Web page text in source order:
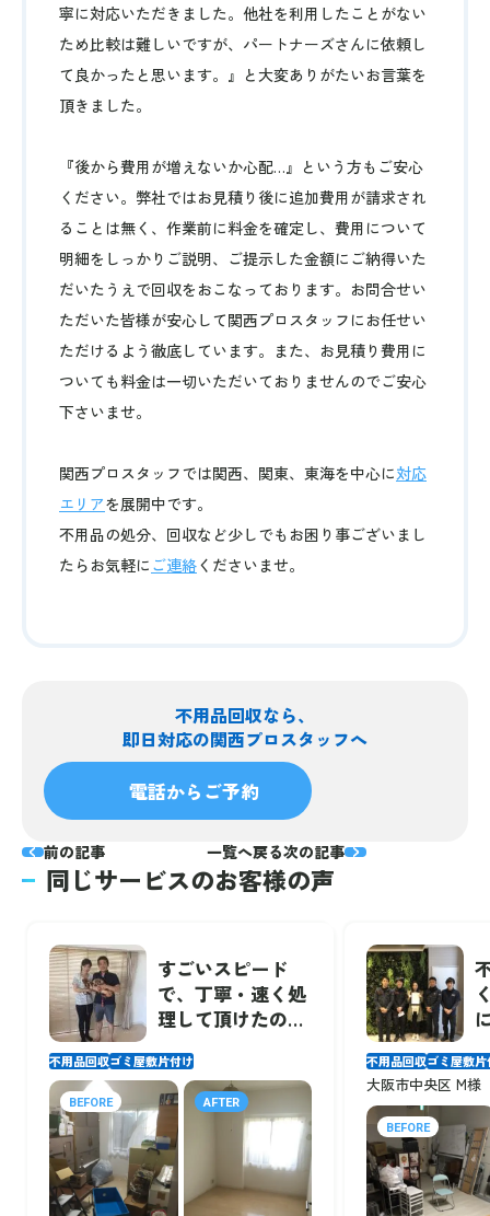
寧に対応いただきました。他社を利用したことがない
ため比較は難しいですが、パートナーズさんに依頼し
て良かったと思います。』と大変ありがたいお言葉を
頂きました。
『後から費用が増えないか心配…』という方もご安心
ください。弊社ではお見積り後に追加費用が請求され
ることは無く、作業前に料金を確定し、費用について
明細をしっかりご説明、ご提示した金額にご納得いた
だいたうえで回収をおこなっております。お問合せい
ただいた皆様が安心して関西プロスタッフにお任せい
ただけるよう徹底しています。また、お見積り費用に
ついても料金は一切いただいておりませんのでご安心
下さいませ。
関西プロスタッフでは関西、関東、東海を中心に対応
エリアを展開中です。
不用品の処分、回収など少しでもお困り事ございまし
たらお気軽に ご連絡くださいませ。
不用品回収なら、
即日対応の関西プロスタッフへ
電話からご予約
前の記事 一覧へ戻る次の記事
同じサービスのお客様の声
すごいスピード
で、丁寧・速く処
理して頂けたの
ました。
不用品回収ゴミ屋敷片付け
BEFORE AFTER
不用品回収ゴミ屋敷片
大阪市中央区 M様
BEFORE